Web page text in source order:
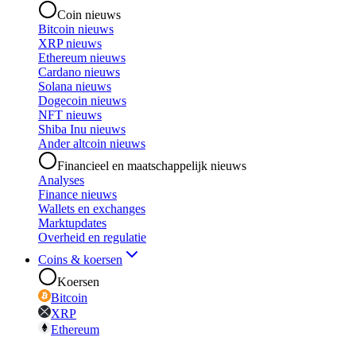
Coin nieuws
Bitcoin nieuws
XRP nieuws
Ethereum nieuws
Cardano nieuws
Solana nieuws
Dogecoin nieuws
NFT nieuws
Shiba Inu nieuws
Ander altcoin nieuws
Financieel en maatschappelijk nieuws
Analyses
Finance nieuws
Wallets en exchanges
Marktupdates
Overheid en regulatie
Coins & koersen
Koersen
Bitcoin
XRP
Ethereum